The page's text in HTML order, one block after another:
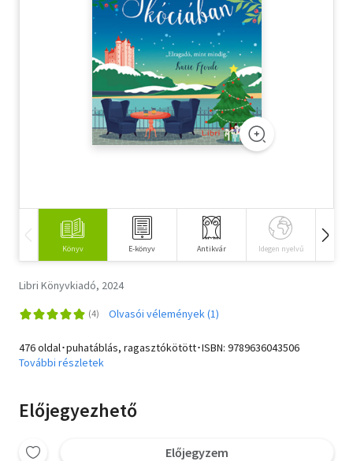
Szótár, nyelvkönyv
Tankönyv, segédkönyv
Társadalomtudomány
Természettudomány
Vallás
Könyv E-könyv Antikvár Idegen nyelvű
Libri Könyvkiadó, 2024
Olvasói vélemények (1)
476 oldal･puhatáblás, ragasztókötött･ISBN: 9789636043506
További részletek
Előjegyezhető
Előjegyzem